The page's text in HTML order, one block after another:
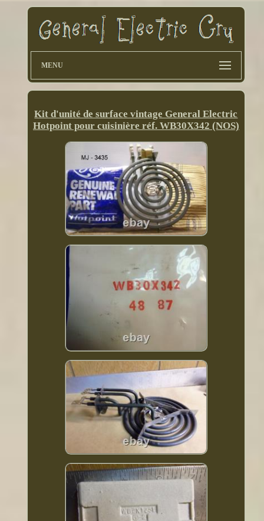
MENU
Kit d'unité de surface vintage General Electric
Hotpoint pour cuisinière réf. WB30X342 (NOS)